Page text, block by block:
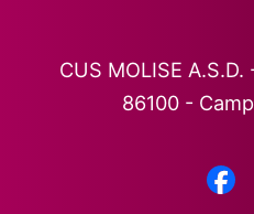
CUS MOLISE
86100 -